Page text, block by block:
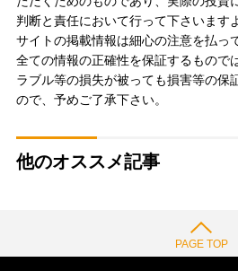
判断と責任において行って下さいます
サイトの掲載情報は細心の注意を払っ
全ての情報の正確性を保証するもので
ラブル等の損失が被っても損害等の保
ので、予めご了承下さい。
他のオススメ記事
PAGE TOP